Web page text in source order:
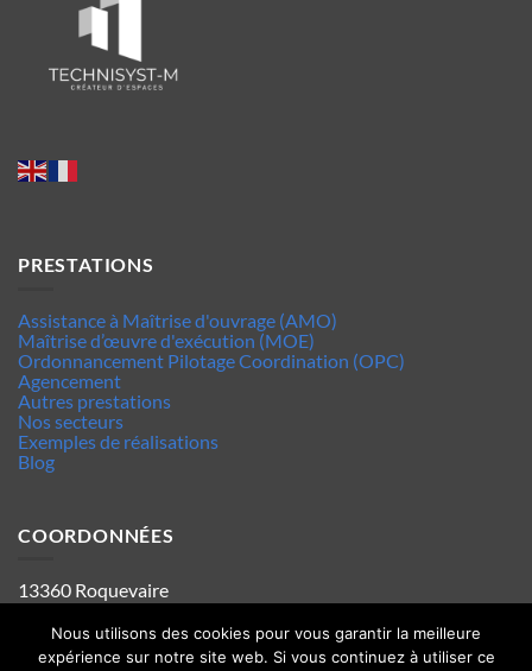
PRESTATIONS
Assistance à Maîtrise d'ouvrage (AMO)
Maîtrise d’œuvre d'exécution (MOE)
Ordonnancement Pilotage Coordination (OPC)
Agencement
Autres prestations
Nos secteurs
Exemples de réalisations
Blog
COORDONNÉES
13360 Roquevaire
Tel : 06.63.70.62.44
Mentions legales
Politique de confidentialité
Nous utilisons des cookies pour vous garantir la meilleure
expérience sur notre site web. Si vous continuez à utiliser ce